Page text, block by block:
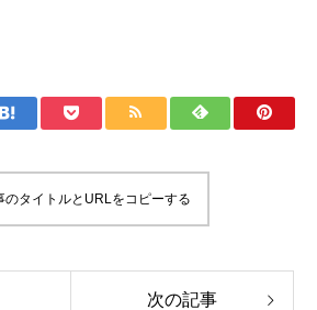
のタイトルとURLをコピーする
次の記事